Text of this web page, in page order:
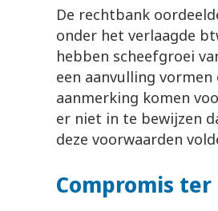
De rechtbank
onder het verlaagde
hebben scheefgroei
een aanvulling
aanmerking komen
er niet in te bewijzen
deze voorwaarden
Compromis